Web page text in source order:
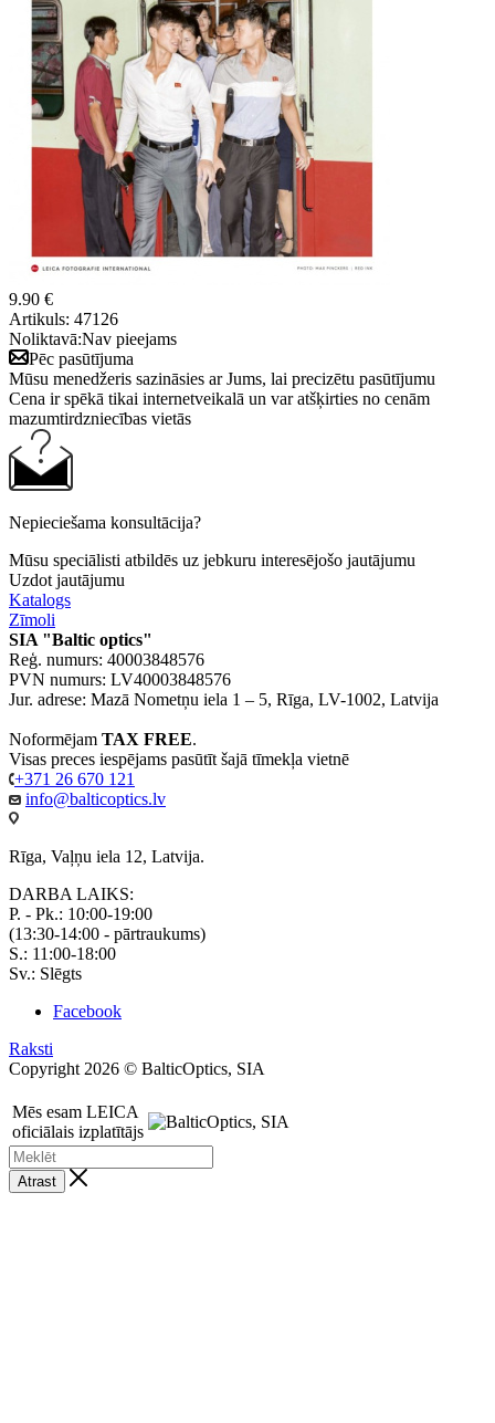
9.90 €
Artikuls: 47126
Noliktavā:Nav pieejams
Pēc pasūtījuma
Mūsu menedžeris sazināsies ar Jums, lai precizētu pasūtījumu
Cena ir spēkā tikai internetveikalā un var atšķirties no cenām
mazumtirdzniecības vietās
Nepieciešama konsultācija?
Mūsu speciālisti atbildēs uz jebkuru interesējošo jautājumu
Uzdot jautājumu
Katalogs
Zīmoli
SIA "Baltic optics"
Reģ. numurs: 40003848576
PVN numurs: LV40003848576
Jur. adrese: Mazā Nometņu iela 1 – 5, Rīga, LV-1002, Latvija
Noformējam TAX FREE.
Visas preces iespējams pasūtīt šajā tīmekļa vietnē
+371 26 670 121
info@balticoptics.lv
Rīga, Vaļņu iela 12, Latvija.
DARBA LAIKS:
P. - Pk.: 10:00-19:00
(13:30-14:00 - pārtraukums)
S.: 11:00-18:00
Sv.: Slēgts
Facebook
Raksti
Copyright 2026 © BalticOptics, SIA
Mēs esam LEICA
oficiālais izplatītājs
Atrast